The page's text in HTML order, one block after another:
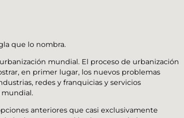
que lo nombra.
mundial. El proceso de urbanización
en primer lugar, los nuevos problemas
redes y franquicias y servicios
mundial.
anteriores que casi exclusivamente